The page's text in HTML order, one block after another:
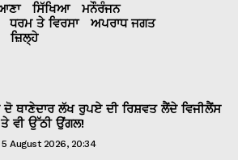
ਸਿੱਖਿਆ
ਮਨੌਰੰਜਨ
ਧਰਮ ਤੇ ਵਿਰਸਾ
ਅਪਰਾਧ ਜਗਤ
ਜ਼ਿਲ੍ਹੇ
ਥਾਣੇਦਾਰ ਲੱਖ ਰੁਪਏ ਦੀ ਰਿਸ਼ਵਤ ਲੈਂਦੇ ਵਿਜੀਲੈਂਸ
ਵੀ ਉੱਠੀ ਉਂਗਲ!
August 2026, 20:34